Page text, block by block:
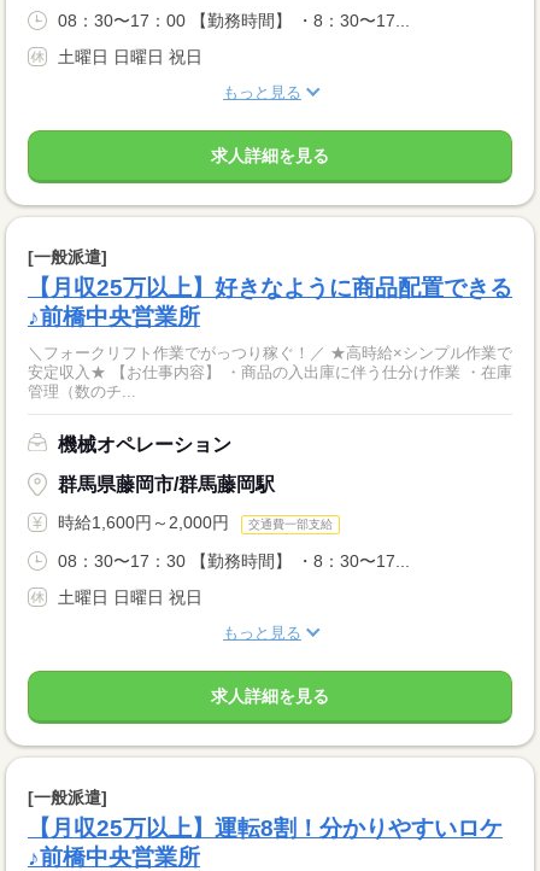
08：30〜17：00 【勤務時間】 ・8：30〜17...
土曜日 日曜日 祝日
もっと見る
求人詳細を見る
[一般派遣]
【月収25万以上】好きなように商品配置できる
♪前橋中央営業所
＼フォークリフト作業でがっつり稼ぐ！／ ★高時給×シンプル作業で
安定収入★ 【お仕事内容】 ・商品の入出庫に伴う仕分け作業 ・在庫
管理（数のチ...
機械オペレーション
群馬県藤岡市/群馬藤岡駅
時給1,600円～2,000円 交通費一部支給
08：30〜17：30 【勤務時間】 ・8：30〜17...
土曜日 日曜日 祝日
もっと見る
求人詳細を見る
[一般派遣]
【月収25万以上】運転8割！分かりやすいロケ
♪前橋中央営業所